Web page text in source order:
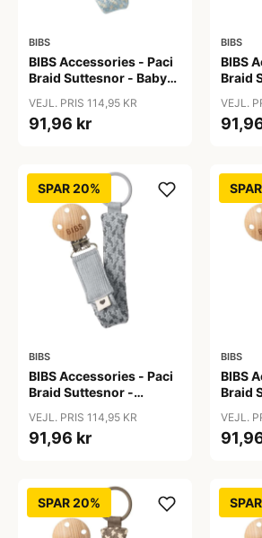
BIBS
BIBS Accessories - Paci
Braid Suttesnor - Baby
VEJL. PRIS 114,95 KR
91,96 kr
BIBS
BIBS
Braid
VEJL.
SPAR 20%
BIBS
BIBS Accessories - Paci
Braid Suttesnor -
VEJL. PRIS 114,95 KR
91,96 kr
BIBS
BIBS
Braid
VEJL.
SPAR 20%